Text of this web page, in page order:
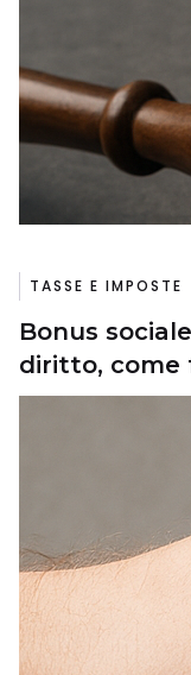
TASSE E IMPOSTE
Bonus
diritto, come